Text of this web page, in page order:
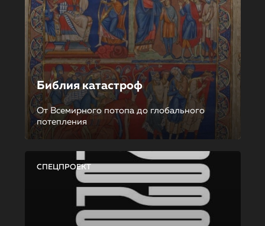
Библия катастроф
От Всемирного потопа до глобального
потепления
СПЕЦПРОЕКТ